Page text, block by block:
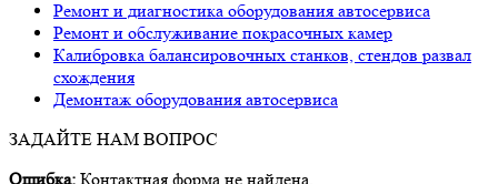
Ремонт и диагностика оборудования автосервиса
Ремонт и обслуживание покрасочных камер
Калибровка балансировочных станков, стендов развал
схождения
Демонтаж оборудования автосервиса
ЗАДАЙТЕ НАМ ВОПРОС
Ошибка: Контактная форма не найдена.